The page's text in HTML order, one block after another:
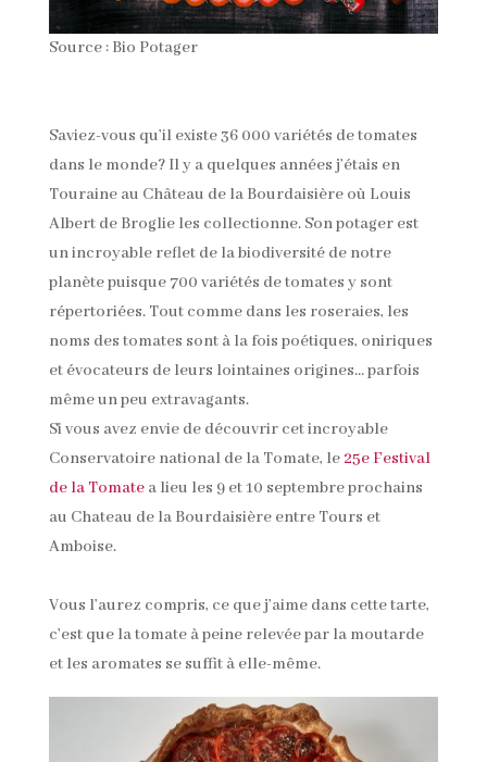
Source : Bio Potager
Saviez-vous qu’il existe 36 000 variétés de tomates
dans le monde? Il y a quelques années j’étais en
Touraine au Château de la Bourdaisière où Louis
Albert de Broglie les collectionne. Son potager est
un incroyable reflet de la biodiversité de notre
planète puisque 700 variétés de tomates y sont
répertoriées. Tout comme dans les roseraies, les
noms des tomates sont à la fois poétiques, oniriques
et évocateurs de leurs lointaines origines… parfois
même un peu extravagants.
Si vous avez envie de découvrir cet incroyable
Conservatoire national de la Tomate, le 25e Festival
de la Tomatea lieu les 9 et 10 septembre prochains
au Chateau de la Bourdaisière entre Tours et
Amboise.
Vous l’aurez compris, ce que j’aime dans cette tarte,
c’est que la tomate à peine relevée par la moutarde
et les aromates se suffit à elle-même.